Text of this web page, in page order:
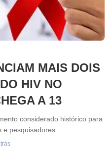
MAIS DOIS
HIV NO
A 13
considerado histórico para
pesquisadores ...